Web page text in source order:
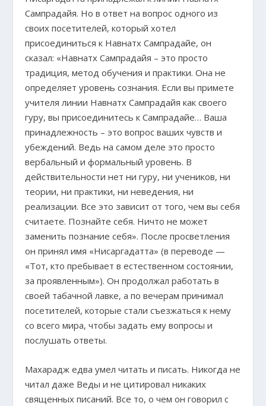
Сампрадайя. Но в ответ на вопрос одного из
своих посетителей, который хотел
присоединиться к Навнатх Сампрадайе, он
сказал: «Навнатх Сампрадайя – это просто
традиция, метод обучения и практики. Она не
определяет уровень сознания. Если вы примете
учителя линии Навнатх Сампрадайя как своего
гуру, вы присоединитесь к Сампрадайе… Ваша
принадлежность – это вопрос ваших чувств и
убеждений. Ведь на самом деле это просто
вербальный и формальный уровень. В
действительности нет ни гуру, ни учеников, ни
теории, ни практики, ни неведения, ни
реализации. Все это зависит от того, чем вы себя
считаете. Познайте себя. Ничто не может
заменить познание себя». После просветления
он принял имя «Нисаргадатта» (в переводе —
«Тот, кто пребывает в естественном состоянии,
за проявленным»). Он продолжал работать в
своей табачной лавке, а по вечерам принимал
посетителей, которые стали съезжаться к нему
со всего мира, чтобы задать ему вопросы и
послушать ответы.
Махарадж едва умел читать и писать. Никогда не
читал даже Веды и не цитировал никаких
священных писаний. Все то, о чем он говорил с